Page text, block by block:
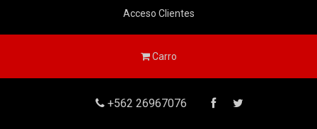
Acceso Clientes
Carro
+562 26967076